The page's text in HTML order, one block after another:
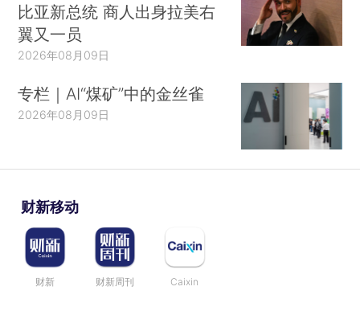
比亚新总统 商人出身拉美右
翼又一员
2026年08月09日
专栏｜AI“煤矿”中的金丝雀
2026年08月09日
财新移动
财新 财新周刊 Caixin